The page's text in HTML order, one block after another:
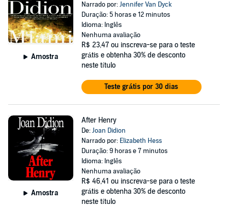
Amostra
Narrado por:Jennifer Van Dyck
Duração: 5 horas e 12 minutos
Idioma: Inglês
Nenhuma avaliação
R$ 23,47 ou inscreva-se para o teste
grátis e obtenha 30% de desconto
neste título
Teste grátis por 30 dias
Amostra
After Henry
De:Joan Didion
Narrado por: Elizabeth Hess
Duração: 9 horas e 7 minutos
Idioma: Inglês
Nenhuma avaliação
R$ 46,41 ou inscreva-se para o teste
grátis e obtenha 30% de desconto
neste título